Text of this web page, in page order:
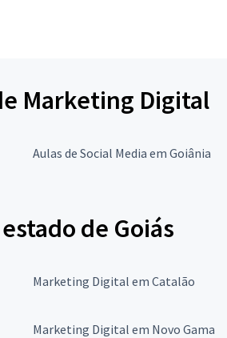
Marketing Digital
Aulas de Social Media em Goiânia
de Goiás
Marketing Digital em Catalão
Marketing Digital em Novo Gama